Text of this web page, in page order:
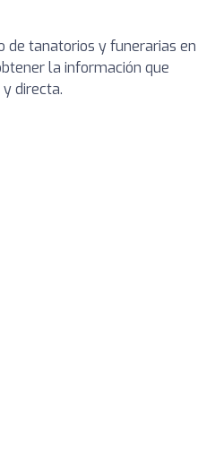
de tanatorios y funerarias en
la información que
directa.